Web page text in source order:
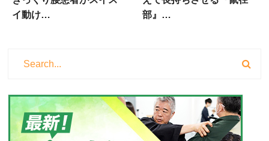
イ動け…
部』…